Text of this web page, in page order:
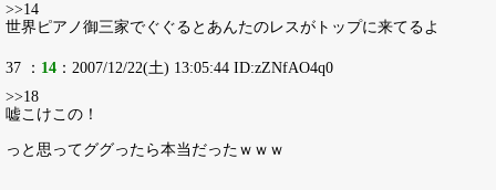
>>14
世界ピアノ御三家でぐぐるとあんたのレスがトップに来てるよ
37 ： 14 ：2007/12/22(土) 13:05:44 ID:zZNfAO4q0
>>18
嘘こけこの！
っと思ってググったら本当だったｗｗｗ